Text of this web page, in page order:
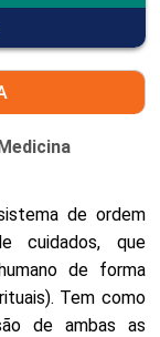
de ordem
cuidados, que
de forma
Tem como
de ambas as